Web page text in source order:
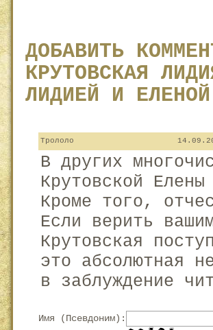
ДОБАВИТЬ
КРУТОВСКАЯ
ЛИДИЕЙ И ЕЛЕНОЙ
Трололо
В других
Крутовской
Кроме того,
Если верить
Крутовская
это абсолютная
в заблуждение
Имя (Псевдоним):